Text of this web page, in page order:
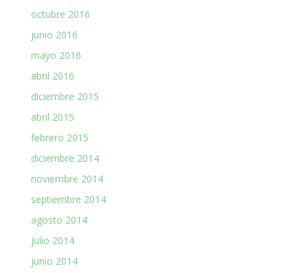
octubre 2016
junio 2016
mayo 2016
abril 2016
diciembre 2015
abril 2015
febrero 2015
diciembre 2014
noviembre 2014
septiembre 2014
agosto 2014
julio 2014
junio 2014